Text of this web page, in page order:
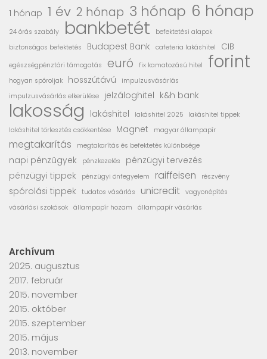
1 hónap 1 év 2 hónap 3 hónap 6 hónap
24 órás szabály bankbetét
befektetési alapok
biztonságos befektetés
Budapest Bank cafeteria lakáshitel CIB
egészségpénztári támogatás euró fix kamatozású hitel forint
hogyan spóroljak hosszútávú
impulzusvásárlás
impulzusvásárlás elkerülése
jelzáloghitel k&h bank
lakosság lakáshitel lakáshitel 2025
lakáshitel tippek
lakáshitel törlesztés csökkentése
Magnet magyar állampapír
megtakarítás megtakarítás és befektetés különbsége
napi pénzügyek pénzkezelés
pénzügyi tervezés
pénzügyi tippek
pénzügyi önfegyelem raiffeisen részvény
spórolási tippek tudatos vásárlás unicredit vagyonépítés
vásárlási szokások állampapír hozam állampapír vásárlás
Archívum
2025. augusztus
2017. február
2015. november
2015. október
2015. szeptember
2015. május
2013. november